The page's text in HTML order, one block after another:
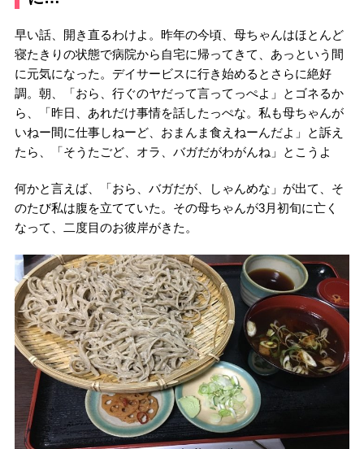
早い話、開き直るわけよ。昨年の今頃、母ちゃんはほとんど
寝たきりの状態で病院から自宅に帰ってきて、あっという間
に元気になった。デイサービスに行き始めるとさらに絶好
調。朝、「おら、行ぐのヤだって言ってっぺよ」とゴネるか
ら、「昨日、あれだけ事情を話したっぺな。私も母ちゃんが
いねー間に仕事しねーど、おまんま食えねーんだよ」と訴え
たら、「そうたごど、オラ、バガだがわがんね」とこうよ
何かと言えば、「おら、バガだが、しゃんめな」が出て、そ
のたび私は腹を立てていた。その母ちゃんが3月初旬に亡く
なって、二度目のお彼岸がきた。